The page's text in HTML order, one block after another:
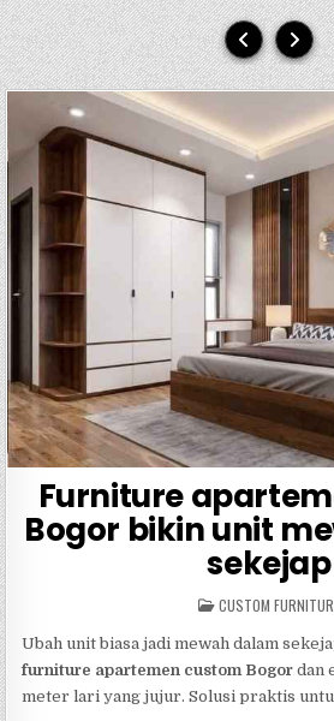
Furniture
Bogor bikin unit
sekejap
POSTED
IN
CUSTOM
Ubah unit biasa jadi mewah dalam
furniture apartemen custom Bogor dan
meter lari yang jujur. Solusi praktis